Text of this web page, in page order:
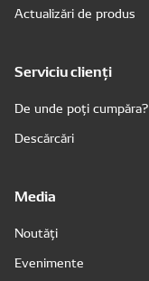
Actualizări de produs
Serviciu clienți
De unde poți cumpăra?
Descărcări
Media
Noutăți
Evenimente